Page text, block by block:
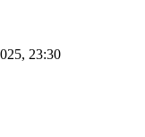
23:30